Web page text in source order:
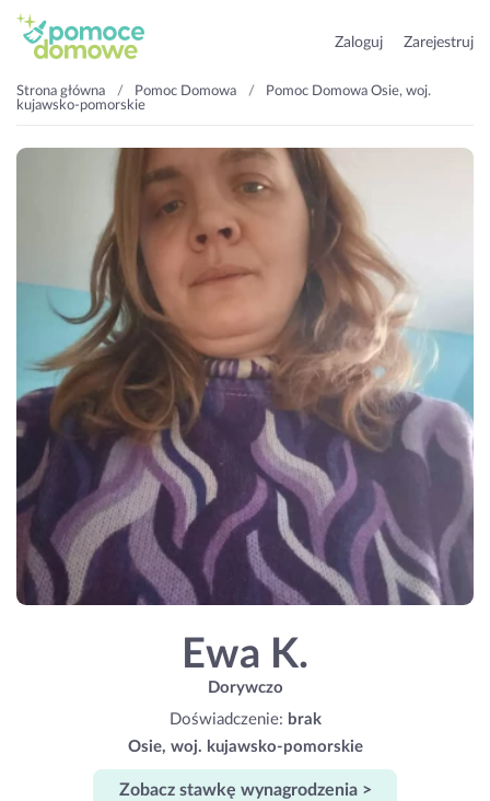
Zaloguj Zarejestruj
Strona główna Pomoc Domowa
Pomoc Domowa Osie, woj.
kujawsko-pomorskie
Ewa K.
Dorywczo
Doświadczenie: brak
Osie, woj. kujawsko-pomorskie
Zobacz stawkę wynagrodzenia >